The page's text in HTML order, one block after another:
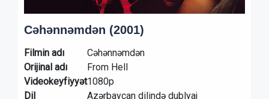
Cəhənnəmdən (2001)
Filmin adı
Cəhənnəmdən
Orijinal adı
From Hell
Videokeyfiyyət1080p
Dil
Azərbaycan dilində dublyaj